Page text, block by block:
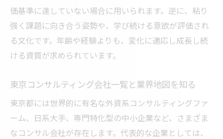
作り方
価基準に達していない場合に用いられます。逆に、粘り
強く課題に向き合う姿勢や、学び続ける意欲が評価され
る文化です。年齢や経験よりも、変化に適応し成長し続
ける資質が求められています。
東京コンサルティング会社一覧と業界地図を知る
東京都には世界的に有名な外資系コンサルティングファ
ーム、日系大手、専門特化型の中小企業など、さまざま
なコンサル会社が存在します。代表的な企業としては、